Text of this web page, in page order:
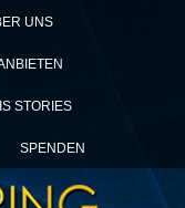
UNS
STORIES
SPENDEN